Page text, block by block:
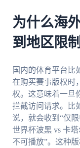
为什么海
到地区限制
国内的体育平台比
在购买赛事版权时
权。这意味着一旦
拦截访问请求。比
说，就会收到“仅
世界杯波黑 vs 卡
不可播放”。这种